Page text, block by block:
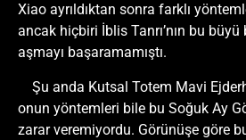
Xiao ayrıldıktan sonra farklı
ancak hiçbiri İblis Tanrı’nın bu
aşmayı başaramamıştı.
Şu anda Kutsal Totem Mavi
onun yöntemleri bile bu Soğuk Ay
zarar veremiyordu. Görünüşe göre